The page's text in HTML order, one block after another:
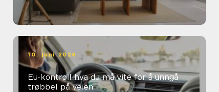
10. juni 2026
Eu-kontroll hva du må vite for å unngå
trøbbel på veien